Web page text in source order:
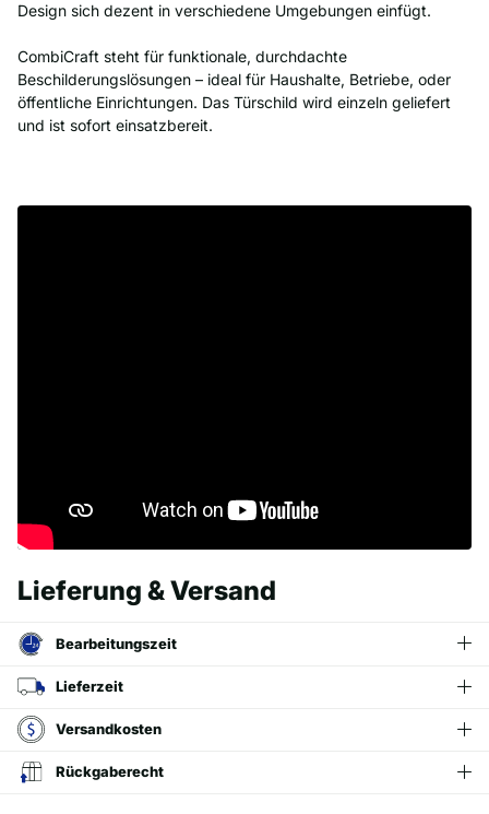
Design sich dezent in verschiedene Umgebungen einfügt.
CombiCraft steht für funktionale, durchdachte
Beschilderungslösungen – ideal für Haushalte, Betriebe, oder
öffentliche Einrichtungen. Das Türschild wird einzeln geliefert
und ist sofort einsatzbereit.
Lieferung & Versand
Bearbeitungszeit
Lieferzeit
Versandkosten
Rückgaberecht